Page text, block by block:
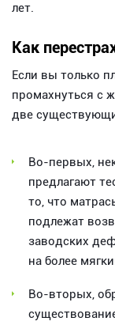
лет.
Как
Если вы только
промахнуться с
две
Во-первых,
предлагают
то, что
подлежат
заводских
на более
Во-вторых,